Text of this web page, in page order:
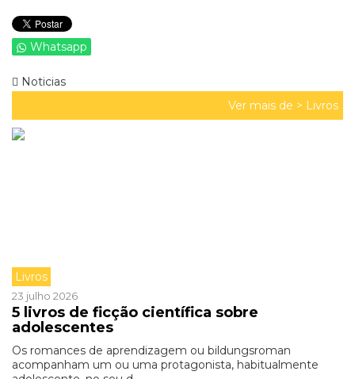
Whatsapp
Noticias
Ver mais de > Livros
Livros
23 julho 2026
5 livros de ficção científica sobre
adolescentes
Os romances de aprendizagem ou bildungsroman
acompanham um ou uma protagonista, habitualmente